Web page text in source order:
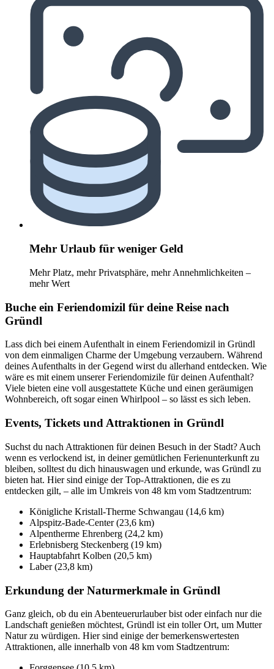
Mehr Urlaub für weniger Geld
Mehr Platz, mehr Privatsphäre, mehr Annehmlichkeiten –
mehr Wert
Buche ein Feriendomizil für deine Reise nach
Gründl
Lass dich bei einem Aufenthalt in einem Feriendomizil in Gründl
von dem einmaligen Charme der Umgebung verzaubern. Während
deines Aufenthalts in der Gegend wirst du allerhand entdecken. Wie
wäre es mit einem unserer Feriendomizile für deinen Aufenthalt?
Viele bieten eine voll ausgestattete Küche und einen geräumigen
Wohnbereich, oft sogar einen Whirlpool – so lässt es sich leben.
Events, Tickets und Attraktionen in Gründl
Suchst du nach Attraktionen für deinen Besuch in der Stadt? Auch
wenn es verlockend ist, in deiner gemütlichen Ferienunterkunft zu
bleiben, solltest du dich hinauswagen und erkunde, was Gründl zu
bieten hat. Hier sind einige der Top-Attraktionen, die es zu
entdecken gilt, – alle im Umkreis von 48 km vom Stadtzentrum:
Königliche Kristall-Therme Schwangau (14,6 km)
Alpspitz-Bade-Center (23,6 km)
Alpentherme Ehrenberg (24,2 km)
Erlebnisberg Steckenberg (19 km)
Hauptabfahrt Kolben (20,5 km)
Laber (23,8 km)
Erkundung der Naturmerkmale in Gründl
Ganz gleich, ob du ein Abenteuerurlauber bist oder einfach nur die
Landschaft genießen möchtest, Gründl ist ein toller Ort, um Mutter
Natur zu würdigen. Hier sind einige der bemerkenswertesten
Attraktionen, alle innerhalb von 48 km vom Stadtzentrum: